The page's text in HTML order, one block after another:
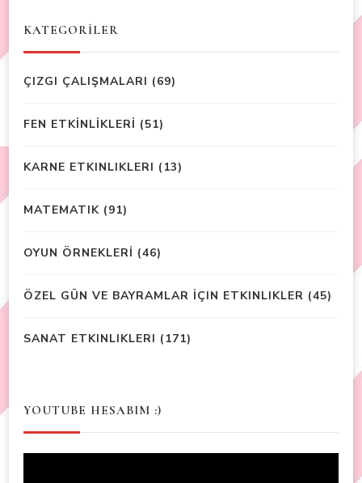
KATEGORİLER
ÇIZGI ÇALIŞMALARI (69)
FEN ETKİNLİKLERİ (51)
KARNE ETKINLIKLERI (13)
MATEMATIK (91)
OYUN ÖRNEKLERİ (46)
ÖZEL GÜN VE BAYRAMLAR İÇIN ETKINLIKLER (45)
SANAT ETKINLIKLERI (171)
YOUTUBE HESABIM :)